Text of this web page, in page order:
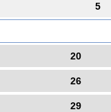
5
20
26
29